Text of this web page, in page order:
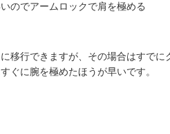
のでアームロックで肩を極める
移行できますが、その場合はすでに
ぐに腕を極めたほうが早いです。